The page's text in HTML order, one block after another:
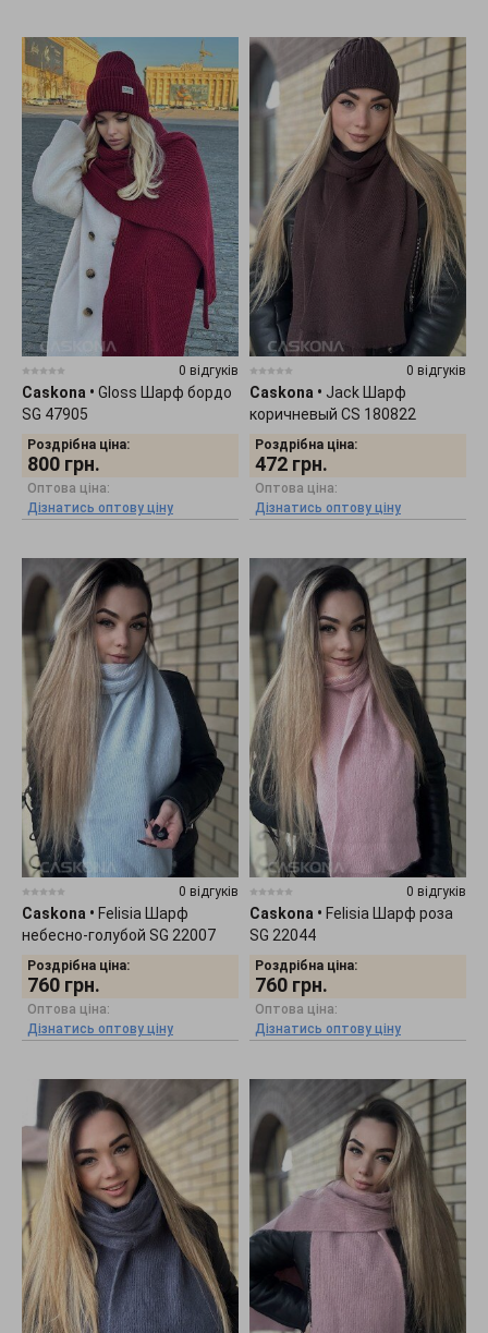
0 відгуків
Caskona • Gloss Шарф бордо
SG 47905
Роздрібна ціна:
800 грн.
Оптова ціна:
Дізнатись оптову ціну
0 відгуків
Caskona • Jack Шарф
коричневый CS 180822
Роздрібна ціна:
472 грн.
Оптова ціна:
Дізнатись оптову ціну
0 відгуків
Caskona • Felisia Шарф
небесно-голубой SG 22007
Роздрібна ціна:
760 грн.
Оптова ціна:
Дізнатись оптову ціну
0 відгуків
Caskona • Felisia Шарф роза
SG 22044
Роздрібна ціна:
760 грн.
Оптова ціна:
Дізнатись оптову ціну